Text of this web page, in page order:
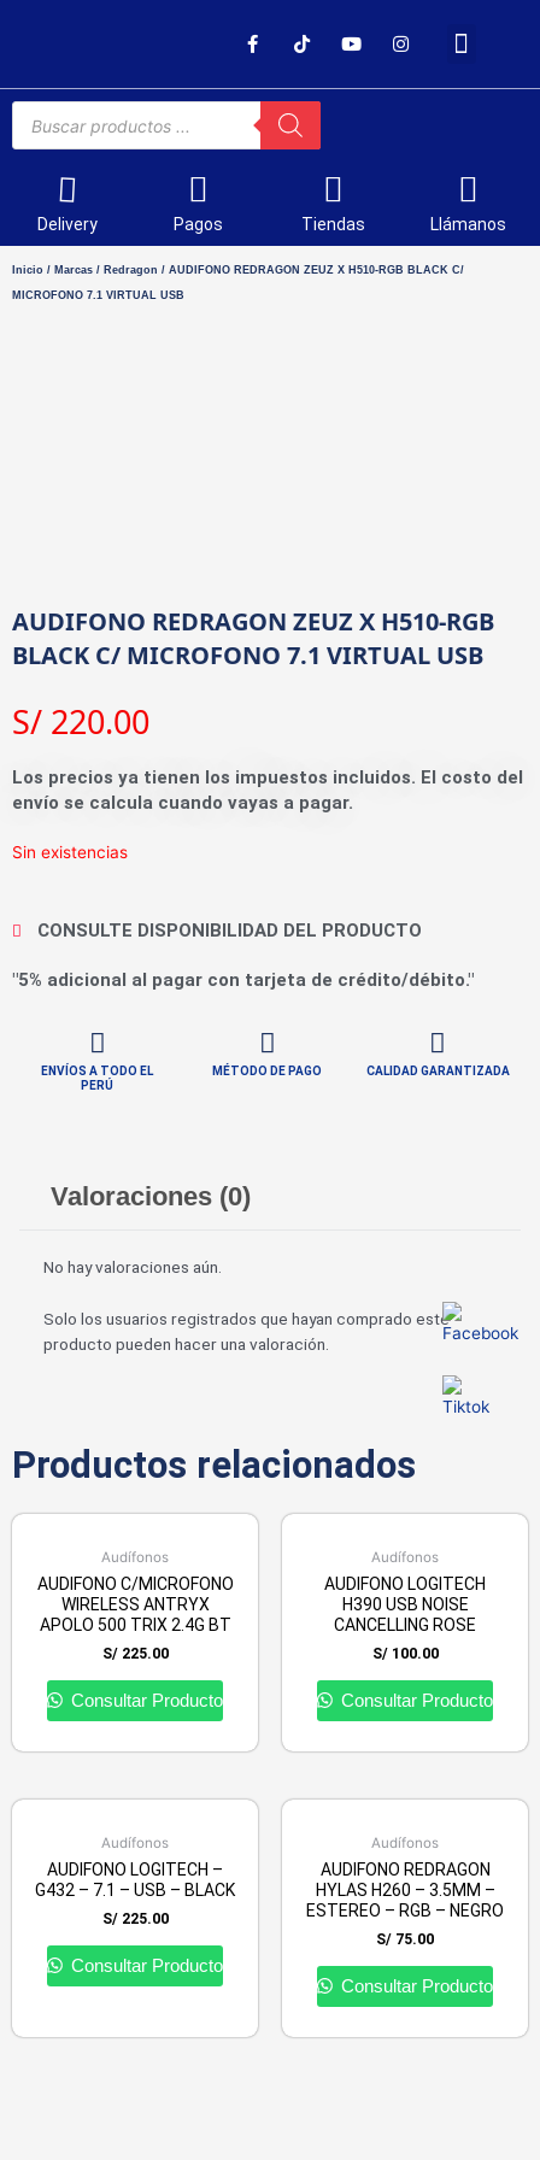
Delivery Pagos Tiendas Llámanos
Inicio / Marcas / Redragon / AUDIFONO REDRAGON ZEUZ X H510-RGB BLACK C/
MICROFONO 7.1 VIRTUAL USB
AUDIFONO REDRAGON ZEUZ X H510-RGB
BLACK C/ MICROFONO 7.1 VIRTUAL USB
S/ 220.00
Los precios ya tienen los impuestos incluidos. El costo del
envío se calcula cuando vayas a pagar.
Sin existencias
CONSULTE DISPONIBILIDAD DEL PRODUCTO
"5% adicional al pagar con tarjeta de crédito/débito."
ENVÍOS A TODO EL
PERÚ
MÉTODO DE PAGO CALIDAD GARANTIZADA
Valoraciones (0)
No hay valoraciones aún.
Solo los usuarios registrados que hayan comprado este
producto pueden hacer una valoración.
Productos relacionados
Audífonos
AUDIFONO C/MICROFONO
WIRELESS ANTRYX
APOLO 500 TRIX 2.4G BT
S/225.00
Consultar Producto
Audífonos
AUDIFONO LOGITECH
H390 USB NOISE
CANCELLING ROSE
S/100.00
Consultar Producto
Audífonos
AUDIFONO LOGITECH –
G432 – 7.1 – USB – BLACK
S/225.00
Consultar Producto
Audífonos
AUDIFONO REDRAGON
HYLAS H260 – 3.5MM –
ESTEREO – RGB – NEGRO
S/ 75.00
Consultar Producto